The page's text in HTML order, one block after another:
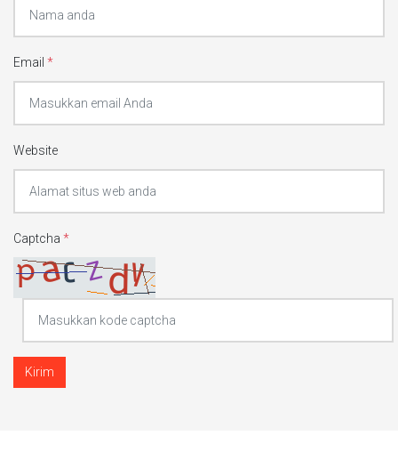
Email *
Website
Captcha *
Kirim